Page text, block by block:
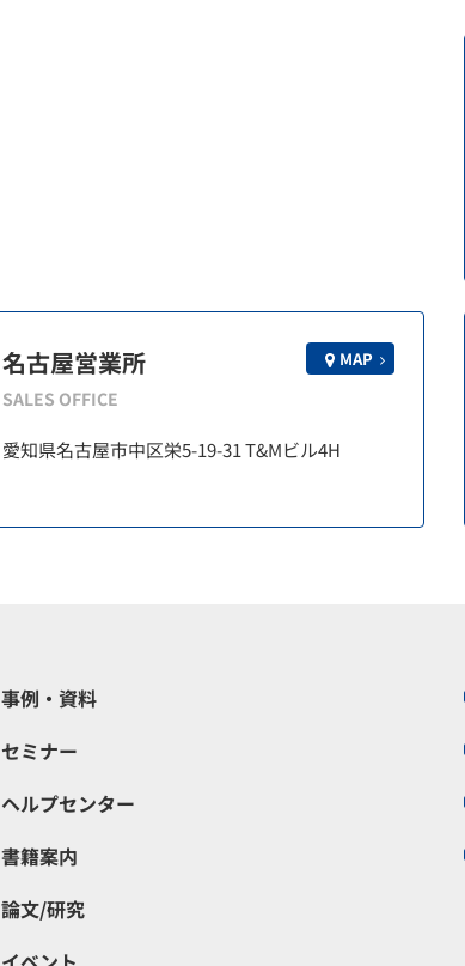
名古屋営業所
SALES OFFICE
MAP
愛知県名古屋市中区栄5-19-31 T&Mビル4H
事例・資料
セミナー
ヘルプセンター
書籍案内
論文/研究